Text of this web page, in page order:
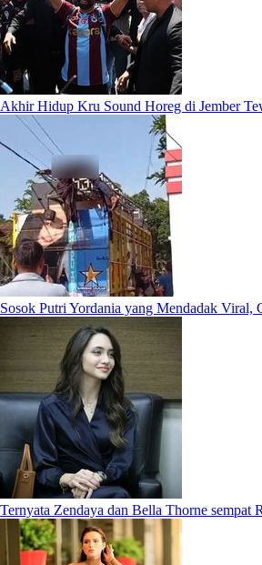
Akhir Hidup Kru Sound Horeg di Jember
Sosok Putri Yordania yang Mendadak Viral,
Ternyata Zendaya dan Bella Thorne sempat